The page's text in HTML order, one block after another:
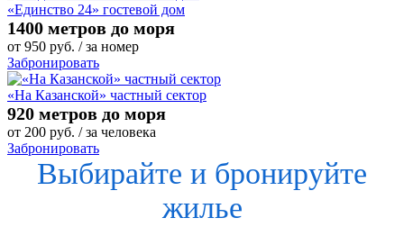
«Единство 24» гостевой дом
1400 метров до моря
от 950 руб. / за номер
Забронировать
«На Казанской» частный сектор
920 метров до моря
от 200 руб. / за человека
Забронировать
Выбирайте и бронируйте
жилье